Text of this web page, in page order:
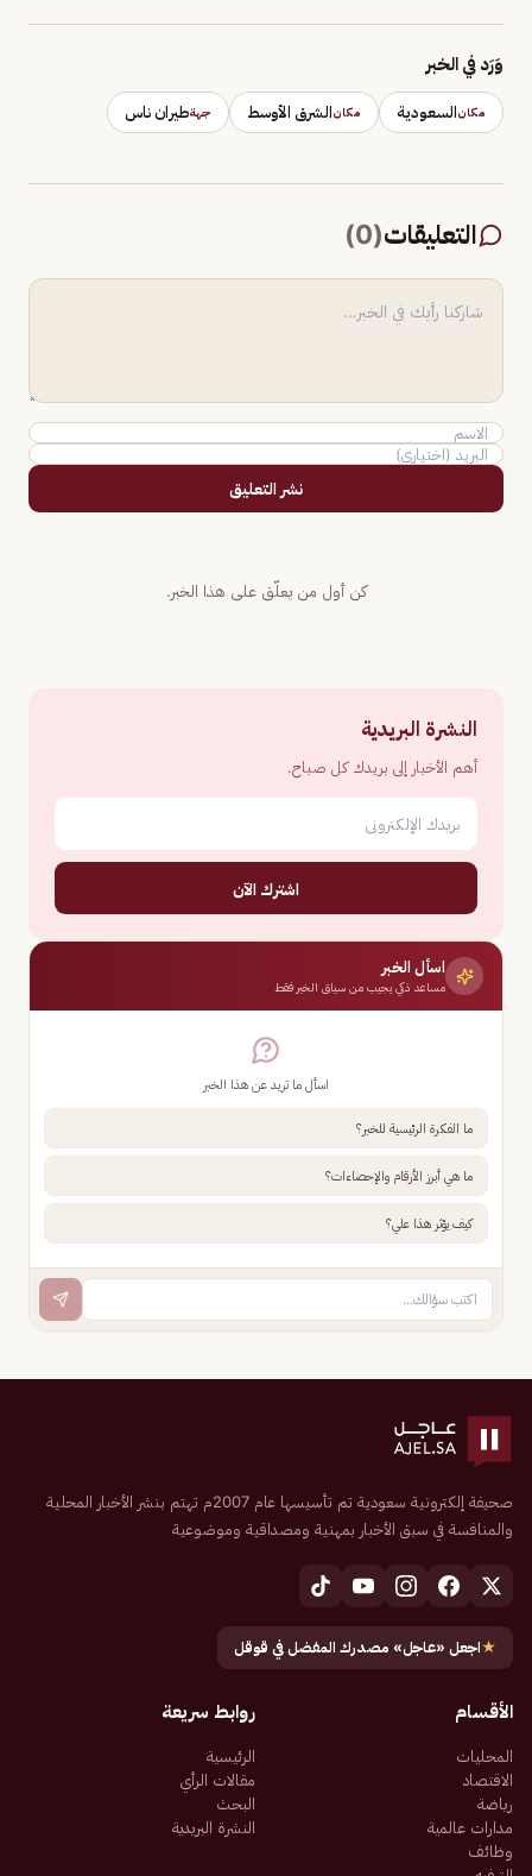
وَرَد في الخبر
مكانالسعودية مكانالشرق الأوسط جهةطيران ناس
التعليقات(
0
)
نشر التعليق
كن أول من يعلّق على هذا الخبر.
النشرة البريدية
أهم الأخبار إلى بريدك كل صباح.
اشترك الآن
اسأل الخبر
مساعد ذكي يجيب من سياق الخبر فقط
اسأل ما تريد عن هذا الخبر
ما الفكرة الرئيسية للخبر؟
ما هي أبرز الأرقام والإحصاءات؟
كيف يؤثر هذا علي؟
صحيفة إلكترونية سعودية تم تأسيسها عام 2007م تهتم بنشر الأخبار المحلية
والمنافسة في سبق الأخبار بمهنية ومصداقية وموضوعية
★اجعل «عاجل» مصدرك المفضل في قوقل
الأقسام
المحليات
الاقتصاد
رياضة
مدارات عالمية
وظائف
روابط سريعة
الرئيسية
مقالات الرأي
البحث
النشرة البريدية